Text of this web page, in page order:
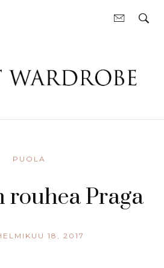
PUOLA
rouhea Praga
18, 2017